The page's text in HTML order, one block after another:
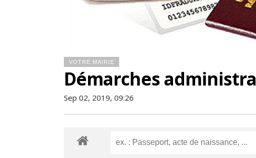
VOTRE MAIRIE
Démarches
Sep 02, 2019, 09:26